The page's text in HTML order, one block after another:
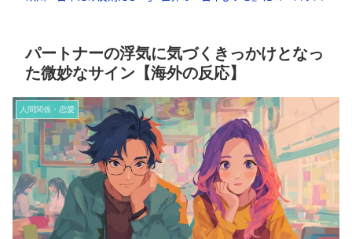
パートナーの浮気に気づくきっかけとなっ
た微妙なサイン【海外の反応】
人間関係・恋愛